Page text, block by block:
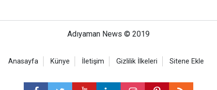
Adıyaman News © 2019
Anasayfa Künye İletişim Gizlilik İlkeleri Sitene Ekle